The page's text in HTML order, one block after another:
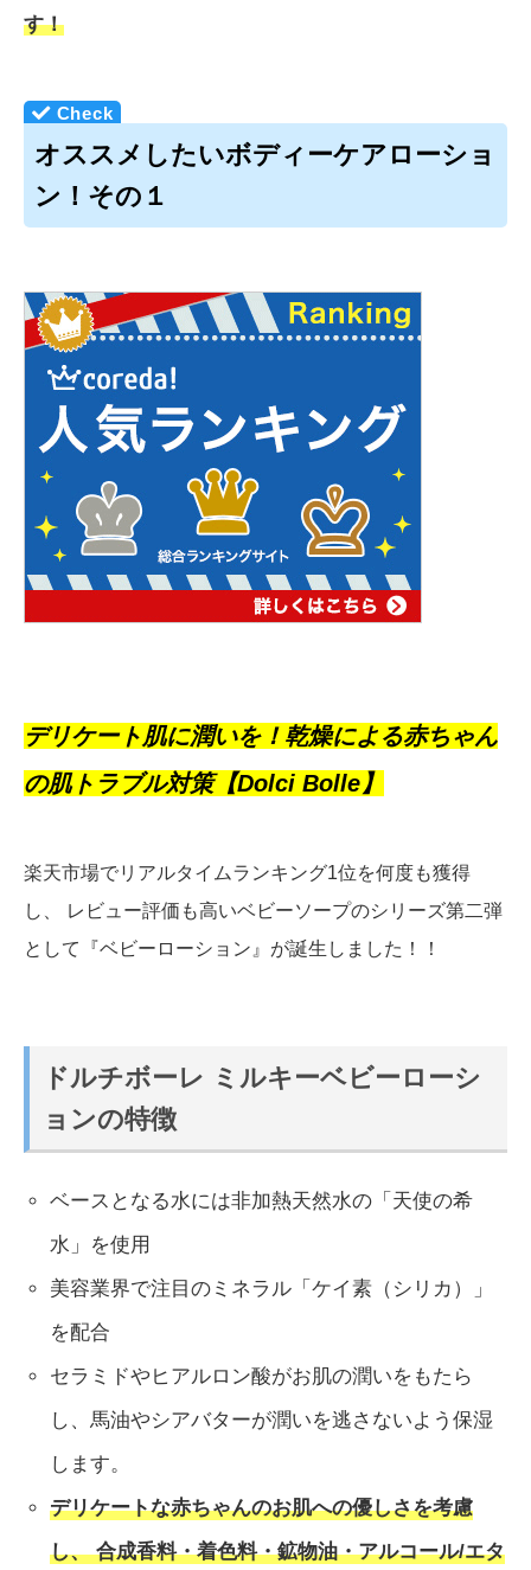
す！
オススメしたいボディーケアローショ
ン！その１
デリケート肌に潤いを！乾燥による赤ちゃん
の肌トラブル対策【Dolci Bolle】
楽天市場でリアルタイムランキング1位を何度も獲得
し、 レビュー評価も高いベビーソープのシリーズ第二弾
として『ベビーローション』が誕生しました！！
ドルチボーレ ミルキーベビーローシ
ョンの特徴
ベースとなる水には非加熱天然水の「天使の希
水」を使用
美容業界で注目のミネラル「ケイ素（シリカ）」
を配合
セラミドやヒアルロン酸がお肌の潤いをもたら
し、馬油やシアバターが潤いを逃さないよう保湿
します。
デリケートな赤ちゃんのお肌への優しさを考慮
し、 合成香料・着色料・鉱物油・アルコール/エタ